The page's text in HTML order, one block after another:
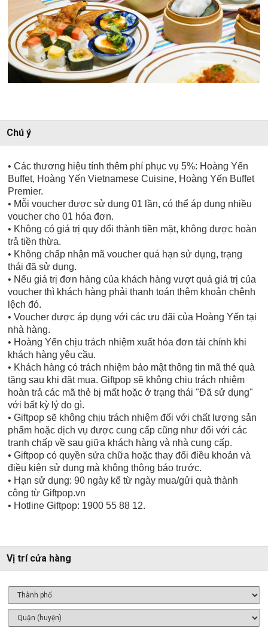
Chú ý
• Các thương hiệu tính thêm phí phục vụ 5%: Hoàng Yến
Buffet, Hoàng Yến Vietnamese Cuisine, Hoàng Yến Buffet
Premier.
• Mỗi voucher được sử dụng 01 lần, có thể áp dụng nhiều
voucher cho 01 hóa đơn.
• Không có giá trị quy đổi thành tiền mặt, không được hoàn
trả tiền thừa.
• Không chấp nhận mã voucher quá hạn sử dụng, trạng
thái đã sử dụng.
• Nếu giá trị đơn hàng của khách hàng vượt quá giá trị của
voucher thì khách hàng phải thanh toán thêm khoản chênh
lệch đó.
• Voucher được áp dụng với các ưu đãi của Hoàng Yến tại
nhà hàng.
• Hoàng Yến chịu trách nhiệm xuất hóa đơn tài chính khi
khách hàng yêu cầu.
• Khách hàng có trách nhiệm bảo mật thông tin mã thẻ quà
tặng sau khi đặt mua. Giftpop sẽ không chịu trách nhiệm
hoàn trả các mã thẻ bị mất hoặc ở trạng thái "Đã sử dụng"
với bất kỳ lý do gì.
• Giftpop sẽ không chịu trách nhiệm đối với chất lượng sản
phẩm hoặc dịch vụ được cung cấp cũng như đối với các
tranh chấp về sau giữa khách hàng và nhà cung cấp.
• Giftpop có quyền sửa chữa hoặc thay đổi điều khoản và
điều kiện sử dụng mà không thông báo trước.
• Hạn sử dụng: 90 ngày kể từ ngày mua/gửi quà thành
công từ Giftpop.vn
• Hotline Giftpop: 1900 55 88 12.
Vị trí cửa hàng